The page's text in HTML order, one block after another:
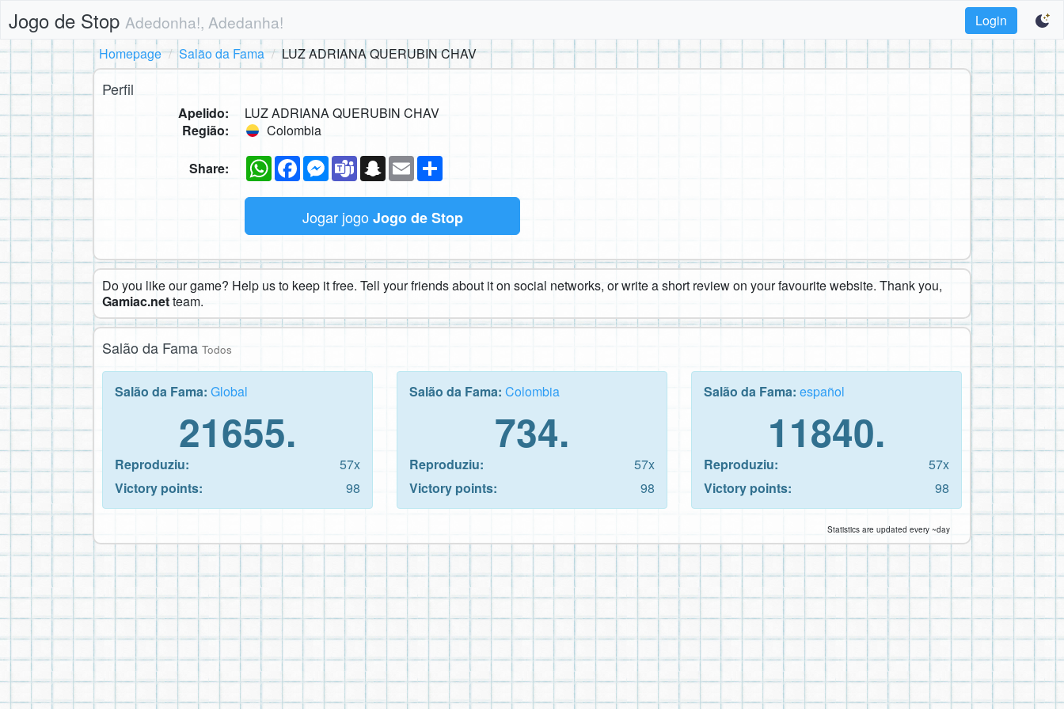
Jogo de Stop Adedonha!, Adedanha!
Login
Homepage
Salão da Fama LUZ ADRIANA QUERUBIN CHAV
Perfil
Apelido:
LUZ ADRIANA QUERUBIN CHAV
Região:
Colombia
Share: WhatsAppFacebookMessenger
TeamsSnapchat
Email
Jogar jogo Jogo de Stop
Do you like our game? Help us to keep it free. Tell your friends about it on social networks, or write a short review on your favourite website. Thank you,
Gamiac.netteam.
Salão da Fama Todos
Salão da Fama: Global
21655.
Reproduziu:
57x
Victory points:
98
Salão da Fama: Colombia
734.
Reproduziu:
57x
Victory points:
98
Salão da Fama: español
11840.
Reproduziu:
57x
Victory points:
98
Statistics are updated every ~day